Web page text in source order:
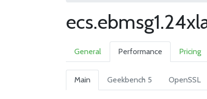
General Performance Pricing
Main Geekbench 5 OpenSSL